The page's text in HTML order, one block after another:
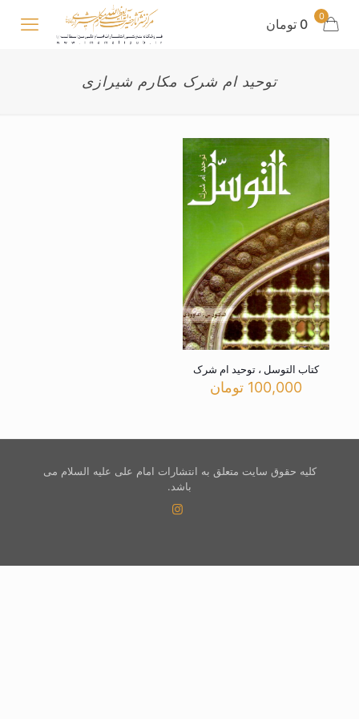
0 0 تومان
توحید ام شرک مکارم شیرازی
کتاب التوسل ، توحید ام شرک
100,000 تومان
کلیه حقوق سایت متعلق به انتشارات امام علی علیه السلام می
باشد.